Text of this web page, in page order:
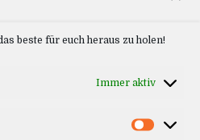
beste für euch heraus zu holen!
Immer aktiv